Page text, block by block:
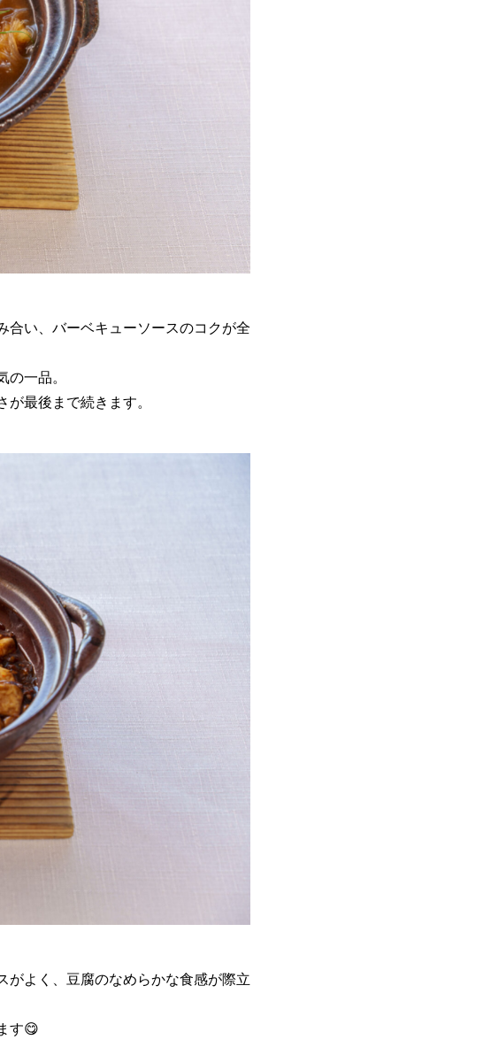
合い、バーベキューソースのコクが全
一品。
最後まで続きます。
がよく、豆腐のなめらかな食感が際立
す😋